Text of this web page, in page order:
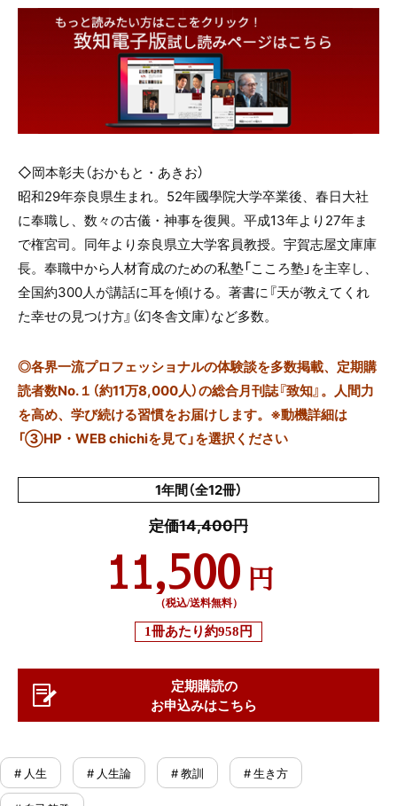
◇岡本彰夫（おかもと・あきお）
昭和29年奈良県生まれ。52年國學院大学卒業後、春日大社
に奉職し、数々の古儀・神事を復興。平成13年より27年ま
で権宮司。同年より奈良県立大学客員教授。宇賀志屋文庫庫
長。奉職中から人材育成のための私塾「こころ塾」を主宰し、
全国約300人が講話に耳を傾ける。著書に『天が教えてくれ
た幸せの見つけ方』（幻冬舎文庫）など多数。
◎各界一流プロフェッショナルの体験談を多数掲載、定期購
読者数No.１（約11万8,000人）の総合月刊誌『致知』。人間力
を高め、学び続ける習慣をお届けします。※動機詳細は
「③HP・WEB chichiを見て」を選択ください
1年間（全12冊）
定価14,400円
11,500 円
（税込/送料無料）
1冊あたり約958円
定期購読の
お申込みはこちら
# 人生 # 人生論 # 教訓 # 生き方